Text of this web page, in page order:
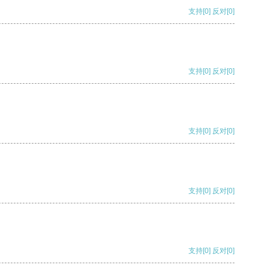
支持[0] 反对[0]
支持[0] 反对[0]
支持[0] 反对[0]
支持[0] 反对[0]
支持[0] 反对[0]